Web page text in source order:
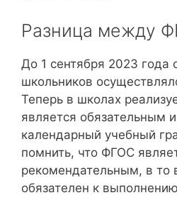
Разница между
До 1 сентября 2023 года
школьников
Теперь в школах
является обязательным
календарный учебный
помнить, что ФГОС
рекомендательным, в
обязателен к